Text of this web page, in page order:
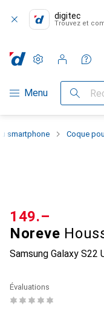
digitec
Trouvez et
Navigation par
Menu
Paramètres
Compte client
Listes de
Listes d'envies
Panier
smartphone Coque
Noreve
Samsung Galaxy S22
CHF
149.–
Évaluations